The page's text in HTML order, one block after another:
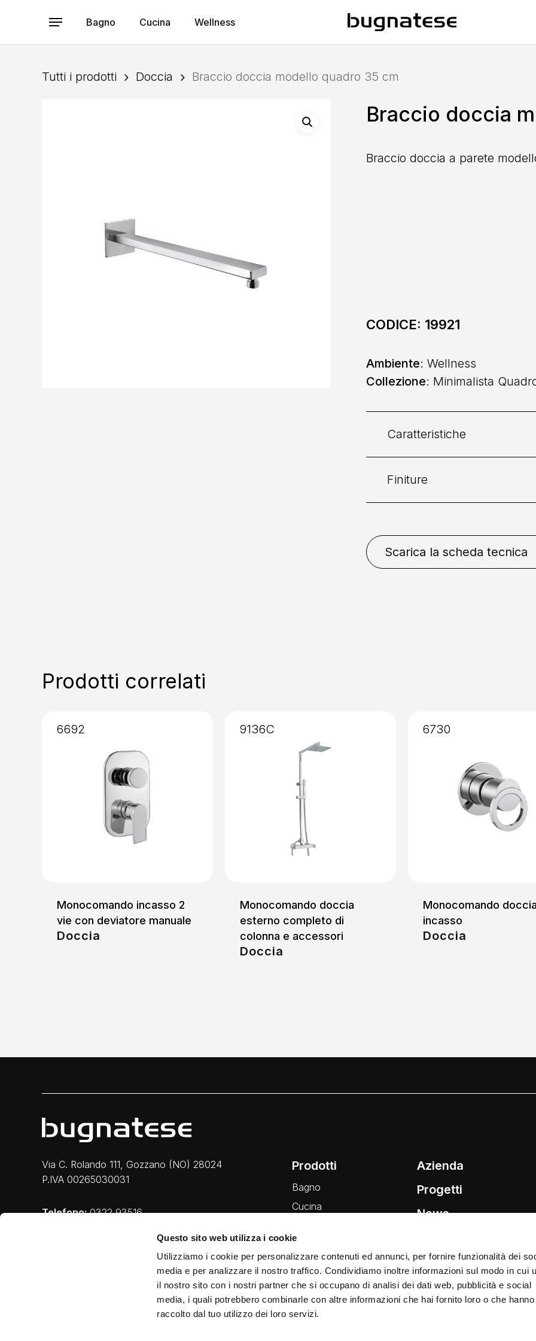
Questo sito web utilizza i cookie
Utilizziamo i cookie per personalizzare contenuti ed annunci, per fornire funzionalità dei
media e per analizzare il nostro traffico. Condividiamo inoltre informazioni sul modo in cui
il nostro sito con i nostri partner che si occupano di analisi dei dati web, pubblicità e social
media, i quali potrebbero combinarle con altre informazioni che hai fornito loro o che hanno
raccolto dal tuo utilizzo dei loro servizi.
Menu Bagno Cucina Wellness
Tutti i prodotti Doccia Braccio doccia modello quadro 35 cm
Braccio doccia
Braccio doccia a parete
CODICE: 19921
Ambiente: Wellness
Collezione: Minimalista
Caratteristiche
Installazione : Senza
Finiture
Bianco Opaco Cromo
Scarica la scheda tecnica
Prodotti correlati
Monocomando incasso 2
vie con deviatore manuale
Doccia
6692
Monocomando doccia
esterno completo di
colonna e accessori
Doccia
9136C
Monocomando
incasso
Doccia
6730
Via C. Rolando 111, Gozzano (NO) 28024
P.IVA 00265030031
Telefono:0322 93516
Prodotti
Bagno
Cucina
Finiture
Azienda
Progetti
News